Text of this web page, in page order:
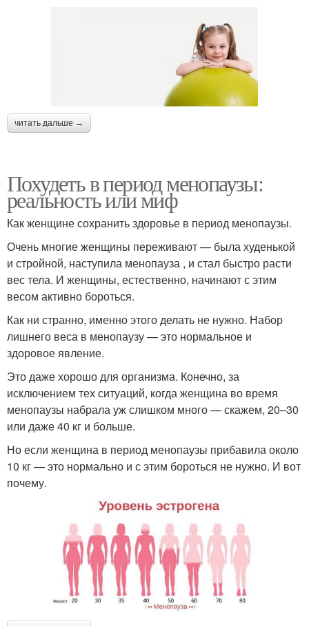
читать дальше →
Похудеть в период менопаузы:
реальность или миф
Как женщине сохранить здоровье в период менопаузы.
Очень многие женщины переживают — была худенькой
и стройной, наступила менопауза , и стал быстро расти
вес тела. И женщины, естественно, начинают с этим
весом активно бороться.
Как ни странно, именно этого делать не нужно. Набор
лишнего веса в менопаузу — это нормальное и
здоровое явление.
Это даже хорошо для организма. Конечно, за
исключением тех ситуаций, когда женщина во время
менопаузы набрала уж слишком много — скажем, 20–30
или даже 40 кг и больше.
Но если женщина в период менопаузы прибавила около
10 кг — это нормально и с этим бороться не нужно. И вот
почему.